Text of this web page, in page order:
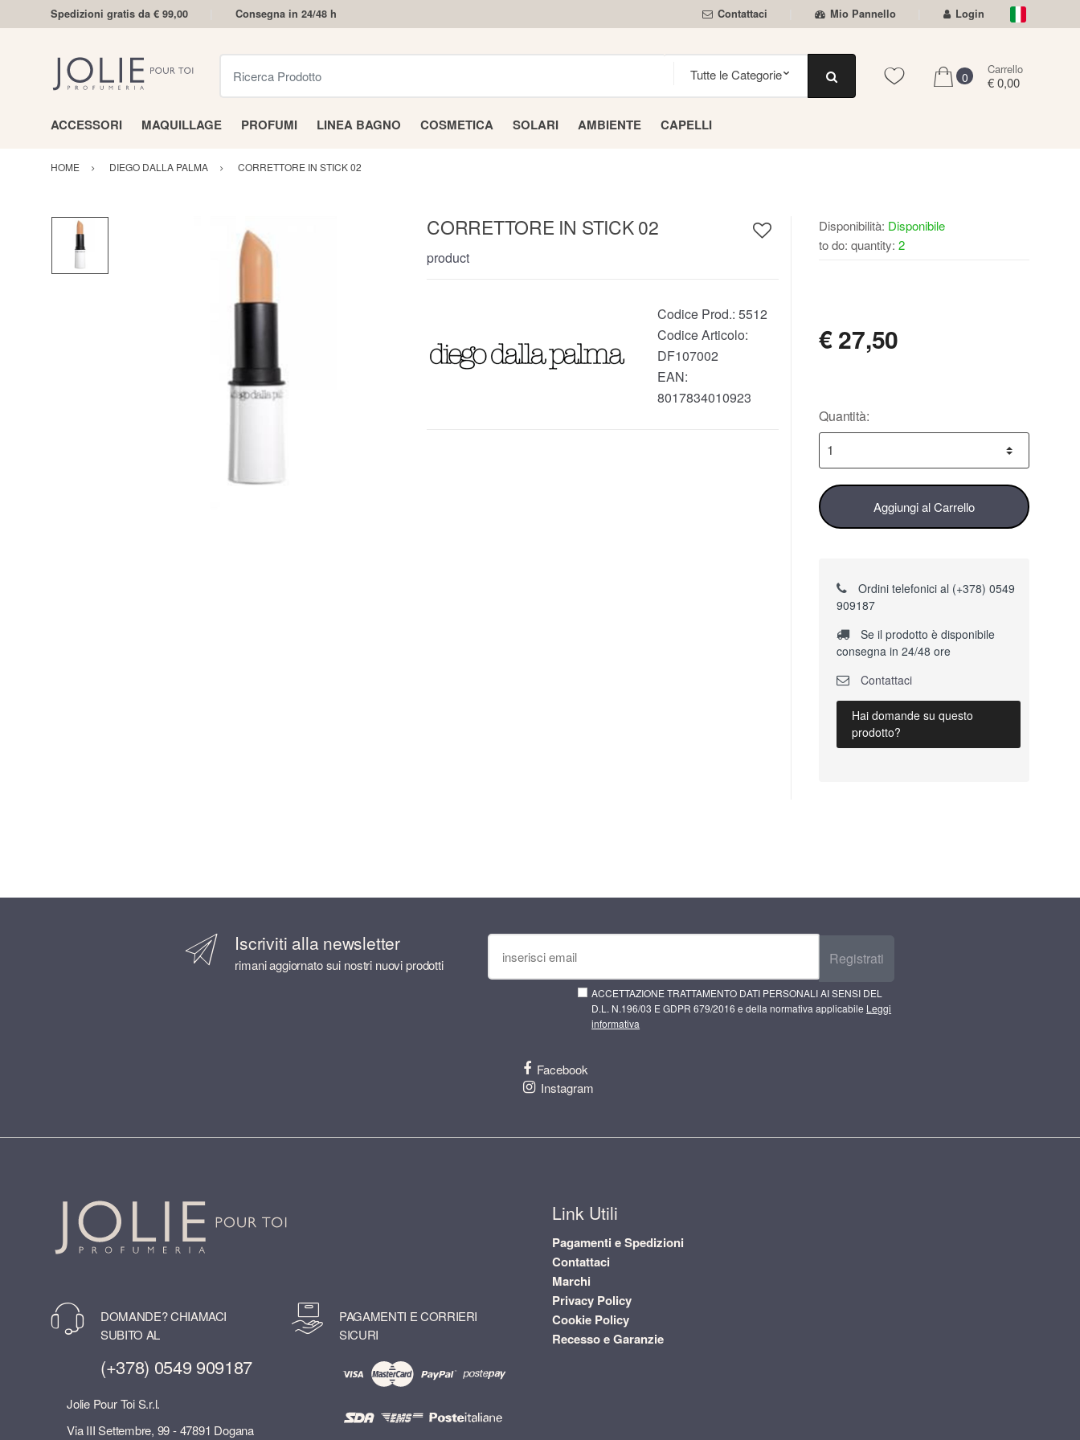
Spedizioni gratis da € 99,00 Consegna in 24/48 h Contattaci Mio Pannello Login
0
Carrello
€ 0,00
ACCESSORI MAQUILLAGE PROFUMI LINEA BAGNO COSMETICA SOLARI AMBIENTE CAPELLI
HOME DIEGO DALLA PALMA CORRETTORE IN STICK 02
CORRETTORE IN STICK 02
product
Codice Prod.: 5512
Codice Articolo:
DF107002
EAN:
8017834010923
Disponibilità: Disponibile
to do: quantity: 2
€27,50
Quantità:
Aggiungi al Carrello
Ordini telefonici al (+378) 0549
909187
Se il prodotto è disponibile
consegna in 24/48 ore
Contattaci
Hai domande su questo
prodotto?
Iscriviti alla newsletter
rimani aggiornato sui nostri nuovi prodotti Registrati
ACCETTAZIONE TRATTAMENTO DATI PERSONALI AI SENSI DEL
D.L. N.196/03 E GDPR 679/2016 e della normativa applicabile Leggi
informativa
Facebook
Instagram
DOMANDE? CHIAMACI
SUBITO AL
(+378) 0549 909187
Jolie Pour Toi S.r.l.
Via III Settembre, 99 - 47891 Dogana
PAGAMENTI E CORRIERI
SICURI
Link Utili
Pagamenti e Spedizioni
Contattaci
Marchi
Privacy Policy
Cookie Policy
Recesso e Garanzie